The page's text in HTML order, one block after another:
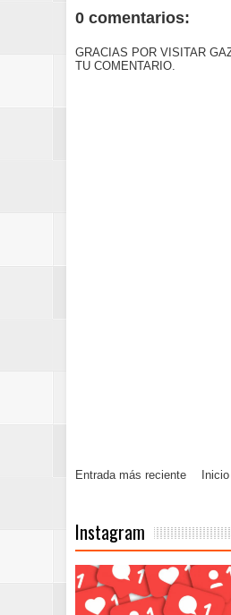
0 comentarios:
GRACIAS POR VISITAR
TU COMENTARIO.
Entrada más reciente Inicio
Instagram